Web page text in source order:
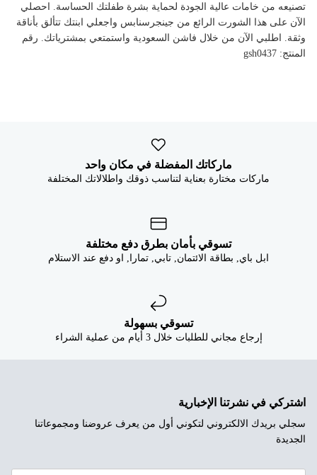
تصنيعه من خامات عالية الجودة لحماية بشرة طفلتك الحساسة. احصلي
الآن على هذا الشورت الرائع من جينجرسنابس واجعلي ابنتك تتألق بأناقة
وثقة. اطلبي الآن من خلال فاشن السعودية واستمتعي بمشترياتك. رقم
المنتج: gsh0437
ماركاتك المفضلة في مكان واحد
ماركات مختارة بعناية لتناسب ذوقك واطلالاتك المختلفة
تسوقي بأمان بطرق دفع مختلفة
ابل باي, بطاقة الائتمان, تابي, تمارا, او دفع عند الاستلام
تسوقي بسهولة
إرجاع مجاني للطلبات خلال 3 أيام من عملية الشراء
اشتركي في نشرتنا الإخبارية
سجلي بريدك الالكتروني لتكوني أول من يعرف عروضنا ومجموعاتنا
الجديدة